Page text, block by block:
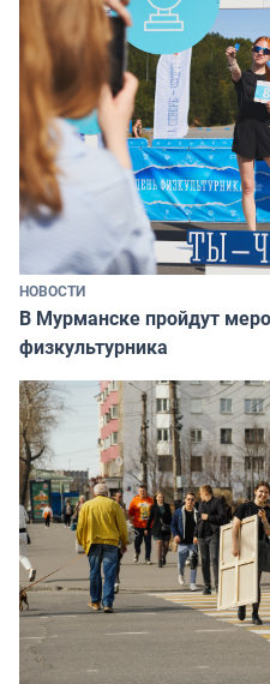
НОВОСТИ
В Мурманске пройдут
физкультурника